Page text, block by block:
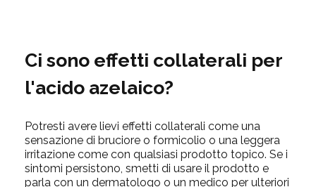
Ci sono effetti collaterali per
l'acido azelaico?
Potresti avere lievi effetti collaterali come una
sensazione di bruciore o formicolio o una leggera
irritazione come con qualsiasi prodotto topico. Se i
sintomi persistono, smetti di usare il prodotto e
parla con un dermatologo o un medico per ulteriori